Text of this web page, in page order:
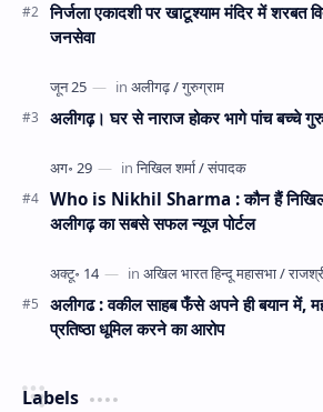
निर्जला एकादशी पर खाटूश्याम मंदिर में शरबत
जनसेवा
अलीगढ़। घर से नाराज होकर भागे पांच बच्चे
Who is Nikhil Sharma : कौन हैं निखिल
अलीगढ़ का सबसे सफल न्यूज पोर्टल
अलीगढ : वकील साहब फँसे अपने ही बयान में,
प्रतिष्ठा धूमिल करने का आरोप
Labels